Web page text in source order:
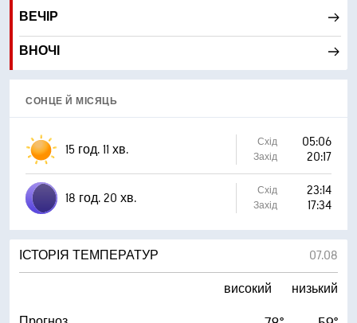
ВЕЧІР
ВНОЧІ
СОНЦЕ Й МІСЯЦЬ
15 год. 11 хв. Схід 05:06
Захід 20:17
18 год. 20 хв. Схід 23:14
Захід 17:34
ІСТОРІЯ ТЕМПЕРАТУР 07.08
високий низький